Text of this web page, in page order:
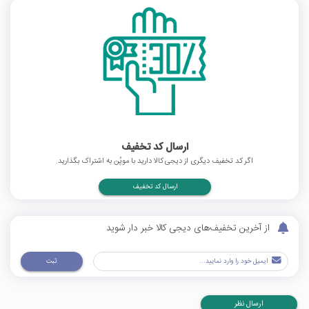
ارسال کد تخفیف
اگر کد تخفیف دیگری از دیجی کالا دارید با موپُن به اشتراک بگذارید.
ارسال کد تخفیف
از آخرین تخفیف‌های دیجی کالا خبر دار شوید
ثبت
ارسال نظر